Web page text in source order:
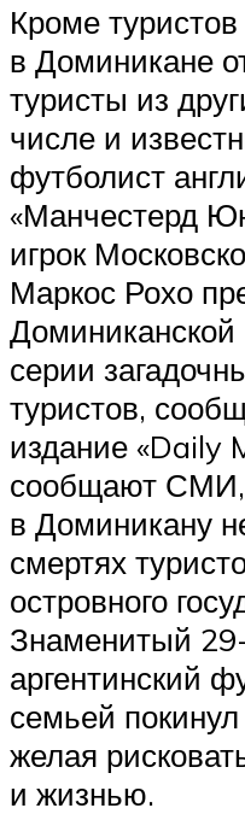
Кроме
в Доминикане
туристы из
числе и
футболист
«Манчестерд
игрок
Маркос Рохо
Доминиканской
серии
туристов,
издание «Daily
сообщают СМИ,
в Доминикану
смертях
островного
Знаменитый
аргентинский
семьей
желая
и жизнью.